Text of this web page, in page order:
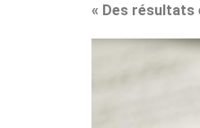
« Des résultats